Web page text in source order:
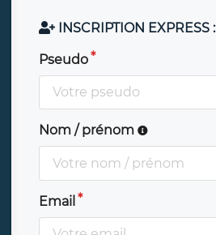
INSCRIPTION EXPRESS :
Pseudo
Nom / prénom
Email